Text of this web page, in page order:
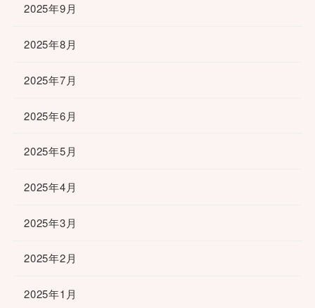
2025年9月
2025年8月
2025年7月
2025年6月
2025年5月
2025年4月
2025年3月
2025年2月
2025年1月